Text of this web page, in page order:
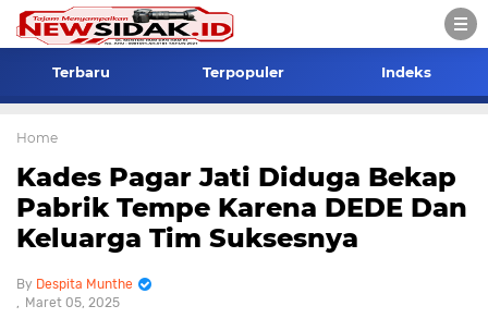
Terbaru Terpopuler Indeks
Home
Kades Pagar Jati Diduga Bekap
Pabrik Tempe Karena DEDE Dan
Keluarga Tim Suksesnya
Despita Munthe
Maret 05, 2025